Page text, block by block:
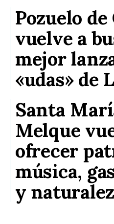
Pozuelo
vuelve a
mejor
«udas» de
Santa
Melque
ofrecer
música,
y